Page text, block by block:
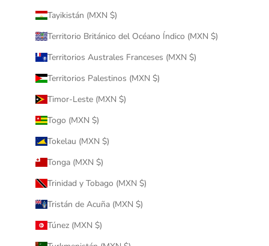
Tayikistán (MXN $)
Territorio Británico del Océano Índico (MXN $)
Territorios Australes Franceses (MXN $)
Territorios Palestinos (MXN $)
Timor-Leste (MXN $)
Togo (MXN $)
Tokelau (MXN $)
Tonga (MXN $)
Trinidad y Tobago (MXN $)
Tristán de Acuña (MXN $)
Túnez (MXN $)